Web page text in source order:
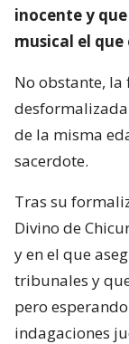
inocente y
musical el que
No obstante, la
de la misma
sacerdote.
Tras su
Divino de
y en el que
tribunales y
pero
indagaciones